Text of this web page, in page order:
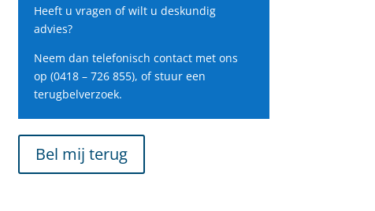
Heeft u vragen of wilt u deskundig
advies?
Neem dan telefonisch contact met ons
op (0418 – 726 855), of stuur een
terugbelverzoek.
Bel mij terug